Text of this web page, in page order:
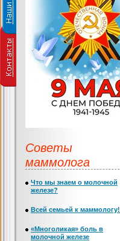
Советы
маммолога
Что мы знаем о молочной
железе?
Всей семьей к маммологу!
«Многоликая» боль в
молочной железе